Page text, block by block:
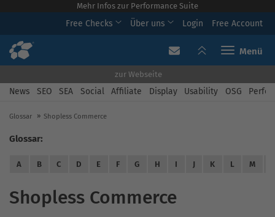
Mehr Infos zur Performance Suite
Free Checks Über uns Login Free Account
Toggle
zur Webseite
News SEO SEA Social Affiliate Display Usability OSG
Glossar Shopless Commerce
Glossar:
A B C D E F G H I J K L M
Shopless Commerce